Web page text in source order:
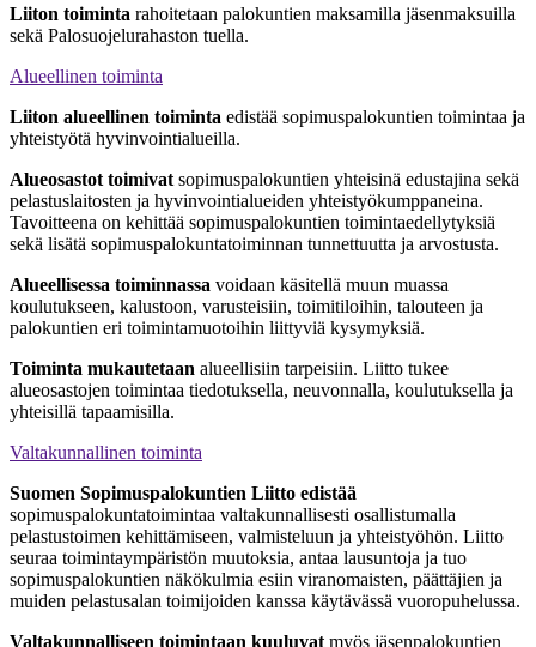
Liiton toiminta rahoitetaan palokuntien maksamilla jäsenmaksuilla
sekä Palosuojelurahaston tuella.
Alueellinen toiminta
Liiton alueellinen toiminta edistää sopimuspalokuntien toimintaa ja
yhteistyötä hyvinvointialueilla.
Alueosastot toimivat sopimuspalokuntien yhteisinä edustajina sekä
pelastuslaitosten ja hyvinvointialueiden yhteistyökumppaneina.
Tavoitteena on kehittää sopimuspalokuntien toimintaedellytyksiä
sekä lisätä sopimuspalokuntatoiminnan tunnettuutta ja arvostusta.
Alueellisessa toiminnassa voidaan käsitellä muun muassa
koulutukseen, kalustoon, varusteisiin, toimitiloihin, talouteen ja
palokuntien eri toimintamuotoihin liittyviä kysymyksiä.
Toiminta mukautetaan alueellisiin tarpeisiin. Liitto tukee
alueosastojen toimintaa tiedotuksella, neuvonnalla, koulutuksella ja
yhteisillä tapaamisilla.
Valtakunnallinen toiminta
Suomen Sopimuspalokuntien Liitto edistää
sopimuspalokuntatoimintaa valtakunnallisesti osallistumalla
pelastustoimen kehittämiseen, valmisteluun ja yhteistyöhön. Liitto
seuraa toimintaympäristön muutoksia, antaa lausuntoja ja tuo
sopimuspalokuntien näkökulmia esiin viranomaisten, päättäjien ja
muiden pelastusalan toimijoiden kanssa käytävässä vuoropuhelussa.
Valtakunnalliseen toimintaan kuuluvat myös jäsenpalokuntien